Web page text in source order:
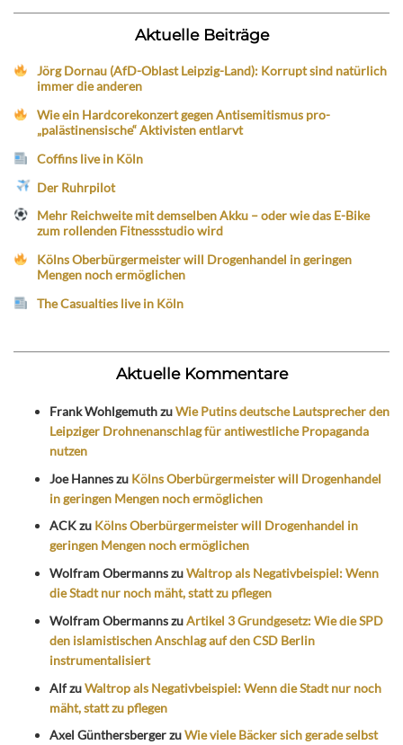
Aktuelle Beiträge
Jörg Dornau (AfD-Oblast Leipzig-Land): Korrupt sind natürlich
immer die anderen
Wie ein Hardcorekonzert gegen Antisemitismus pro-
„palästinensische“ Aktivisten entlarvt
Coffins live in Köln
Der Ruhrpilot
Mehr Reichweite mit demselben Akku – oder wie das E-Bike
zum rollenden Fitnessstudio wird
Kölns Oberbürgermeister will Drogenhandel in geringen
Mengen noch ermöglichen
The Casualties live in Köln
Aktuelle Kommentare
Frank WohlgemuthzuWie Putins deutsche Lautsprecher den
Leipziger Drohnenanschlag für antiwestliche Propaganda
nutzen
Joe Hanneszu Kölns Oberbürgermeister will Drogenhandel
in geringen Mengen noch ermöglichen
ACKzu Kölns Oberbürgermeister will Drogenhandel in
geringen Mengen noch ermöglichen
Wolfram ObermannszuWaltrop als Negativbeispiel: Wenn
die Stadt nur noch mäht, statt zu pflegen
Wolfram ObermannszuArtikel 3 Grundgesetz: Wie die SPD
den islamistischen Anschlag auf den CSD Berlin
instrumentalisiert
AlfzuWaltrop als Negativbeispiel: Wenn die Stadt nur noch
mäht, statt zu pflegen
Axel GünthersbergerzuWie viele Bäcker sich gerade selbst